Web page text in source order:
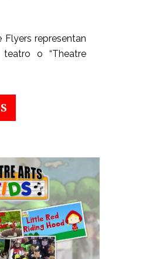
representan
o “Theatre